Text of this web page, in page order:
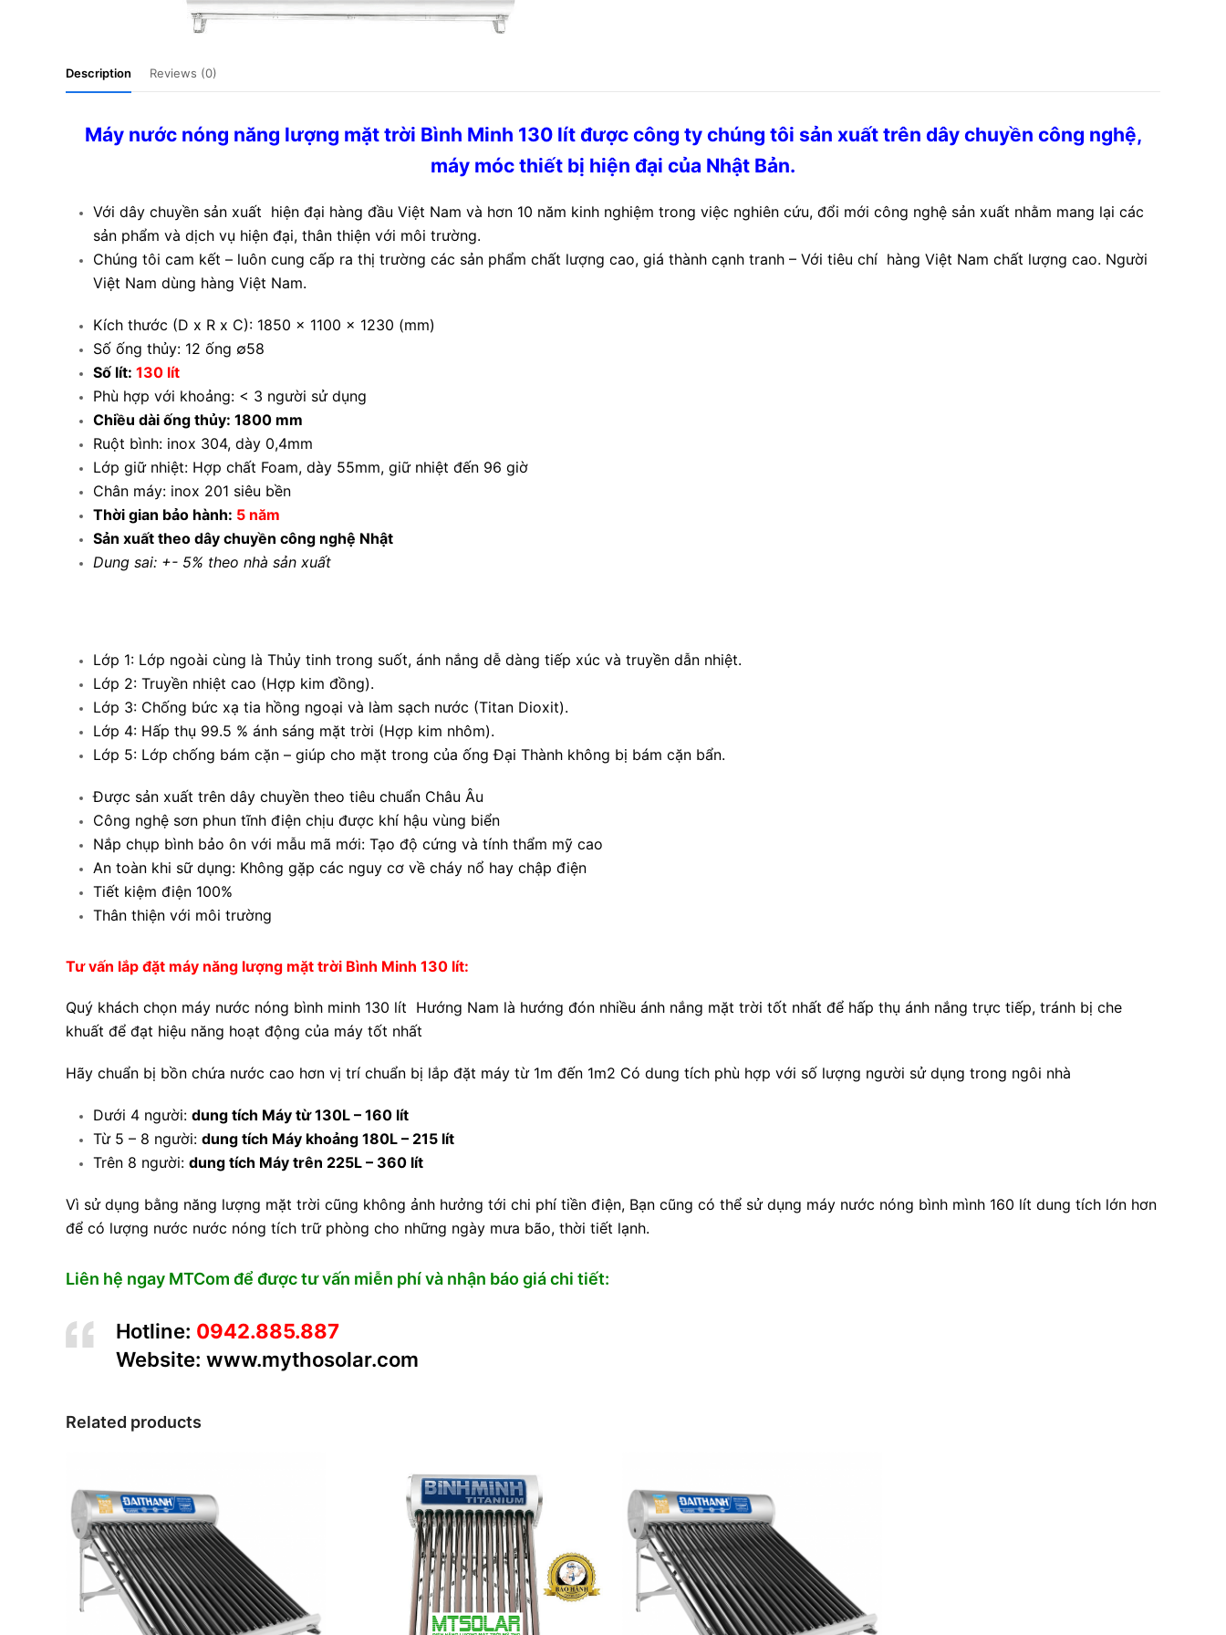
Description Reviews (0)
Máy nước nóng năng lượng mặt trời Bình Minh 130 lít được công ty chúng tôi sản xuất trên dây chuyền công nghệ,
máy móc thiết bị hiện đại của Nhật Bản.
Với dây chuyền sản xuất hiện đại hàng đầu Việt Nam và hơn 10 năm kinh nghiệm trong việc nghiên cứu, đổi mới công nghệ sản xuất nhằm mang lại các
sản phẩm và dịch vụ hiện đại, thân thiện với môi trường.
Chúng tôi cam kết – luôn cung cấp ra thị trường các sản phẩm chất lượng cao, giá thành cạnh tranh – Với tiêu chí hàng Việt Nam chất lượng cao. Người
Việt Nam dùng hàng Việt Nam.
Kích thước (D x R x C): 1850 x 1100 x 1230 (mm)
Số ống thủy: 12 ống ∅58
Số lít: 130 lít
Phù hợp với khoảng: < 3 người sử dụng
Chiều dài ống thủy: 1800 mm
Ruột bình: inox 304, dày 0,4mm
Lớp giữ nhiệt: Hợp chất Foam, dày 55mm, giữ nhiệt đến 96 giờ
Chân máy: inox 201 siêu bền
Thời gian bảo hành: 5 năm
Sản xuất theo dây chuyền công nghệ Nhật
Dung sai: +- 5% theo nhà sản xuất
Lớp 1: Lớp ngoài cùng là Thủy tinh trong suốt, ánh nắng dễ dàng tiếp xúc và truyền dẫn nhiệt.
Lớp 2: Truyền nhiệt cao (Hợp kim đồng).
Lớp 3: Chống bức xạ tia hồng ngoại và làm sạch nước (Titan Dioxit).
Lớp 4: Hấp thụ 99.5 % ánh sáng mặt trời (Hợp kim nhôm).
Lớp 5: Lớp chống bám cặn – giúp cho mặt trong của ống Đại Thành không bị bám cặn bẩn.
Được sản xuất trên dây chuyền theo tiêu chuẩn Châu Âu
Công nghệ sơn phun tĩnh điện chịu được khí hậu vùng biển
Nắp chụp bình bảo ôn với mẫu mã mới: Tạo độ cứng và tính thẩm mỹ cao
An toàn khi sữ dụng: Không gặp các nguy cơ về cháy nổ hay chập điện
Tiết kiệm điện 100%
Thân thiện với môi trường
Tư vấn lắp đặt máy năng lượng mặt trời Bình Minh 130 lít:
Quý khách chọn máy nước nóng bình minh 130 lít Hướng Nam là hướng đón nhiều ánh nắng mặt trời tốt nhất để hấp thụ ánh nắng trực tiếp, tránh bị che
khuất để đạt hiệu năng hoạt động của máy tốt nhất
Hãy chuẩn bị bồn chứa nước cao hơn vị trí chuẩn bị lắp đặt máy từ 1m đến 1m2 Có dung tích phù hợp với số lượng người sử dụng trong ngôi nhà
Dưới 4 người: dung tích Máy từ 130L – 160 lít
Từ 5 – 8 người: dung tích Máy khoảng 180L – 215 lít
Trên 8 người: dung tích Máy trên 225L – 360 lít
Vì sử dụng bằng năng lượng mặt trời cũng không ảnh hưởng tới chi phí tiền điện, Bạn cũng có thể sử dụng máy nước nóng bình mình 160 lít dung tích lớn hơn
để có lượng nước nước nóng tích trữ phòng cho những ngày mưa bão, thời tiết lạnh.
Liên hệ ngay MTCom để được tư vấn miễn phí và nhận báo giá chi tiết:
Hotline: 0942.885.887
Website: www.mythosolar.com
Related products